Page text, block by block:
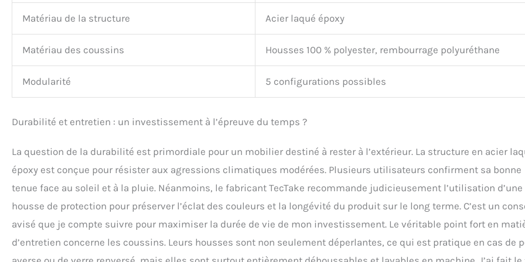
Matériau de la structure Acier laqué époxy
Matériau des coussins Housses 100 % polyester, rembourrage polyuréthane
Modularité 5 configurations possibles
Durabilité et entretien : un investissement à l’épreuve du temps ?
La question de la durabilité est primordiale pour un mobilier destiné à rester à l’extérieur. La structure en acier
époxy est conçue pour résister aux agressions climatiques modérées. Plusieurs utilisateurs confirment sa bonne
tenue face au soleil et à la pluie. Néanmoins, le fabricant TecTake recommande judicieusement l’utilisation d’une
housse de protection pour préserver l’éclat des couleurs et la longévité du produit sur le long terme. C’est un
avisé que je compte suivre pour maximiser la durée de vie de mon investissement. Le véritable point fort en
d’entretien concerne les coussins. Leurs housses sont non seulement déperlantes, ce qui est pratique en cas de